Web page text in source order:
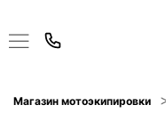
Магазин мотоэкипировки